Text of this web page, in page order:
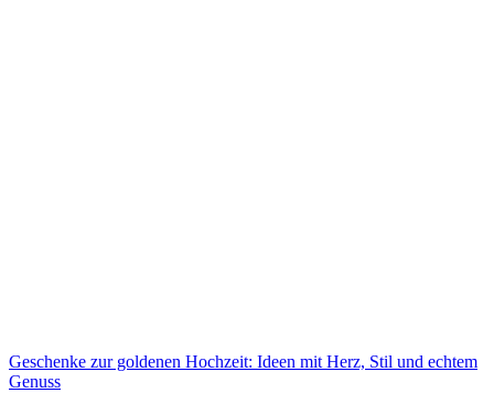
Geschenke zur goldenen Hochzeit: Ideen mit Herz, Stil und echtem
Genuss